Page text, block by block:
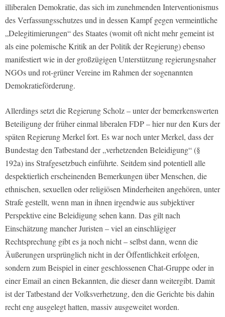
illiberalen Demokratie, das sich im zunehmenden Interventionismus
des Verfassungsschutzes und in dessen Kampf gegen vermeintliche
„Delegitimierungen“ des Staates (womit oft nicht mehr gemeint ist
als eine polemische Kritik an der Politik der Regierung) ebenso
manifestiert wie in der großzügigen Unterstützung regierungsnaher
NGOs und rot-grüner Vereine im Rahmen der sogenannten
Demokratieförderung.
Allerdings setzt die Regierung Scholz – unter der bemerkenswerten
Beteiligung der früher einmal liberalen FDP – hier nur den Kurs der
späten Regierung Merkel fort. Es war noch unter Merkel, dass der
Bundestag den Tatbestand der „verhetzenden Beleidigung“ (§
192a) ins Strafgesetzbuch einführte. Seitdem sind potentiell alle
despektierlich erscheinenden Bemerkungen über Menschen, die
ethnischen, sexuellen oder religiösen Minderheiten angehören, unter
Strafe gestellt, wenn man in ihnen irgendwie aus subjektiver
Perspektive eine Beleidigung sehen kann. Das gilt nach
Einschätzung mancher Juristen – viel an einschlägiger
Rechtsprechung gibt es ja noch nicht – selbst dann, wenn die
Äußerungen ursprünglich nicht in der Öffentlichkeit erfolgen,
sondern zum Beispiel in einer geschlossenen Chat-Gruppe oder in
einer Email an einen Bekannten, die dieser dann weitergibt. Damit
ist der Tatbestand der Volksverhetzung, den die Gerichte bis dahin
recht eng ausgelegt hatten, massiv ausgeweitet worden.